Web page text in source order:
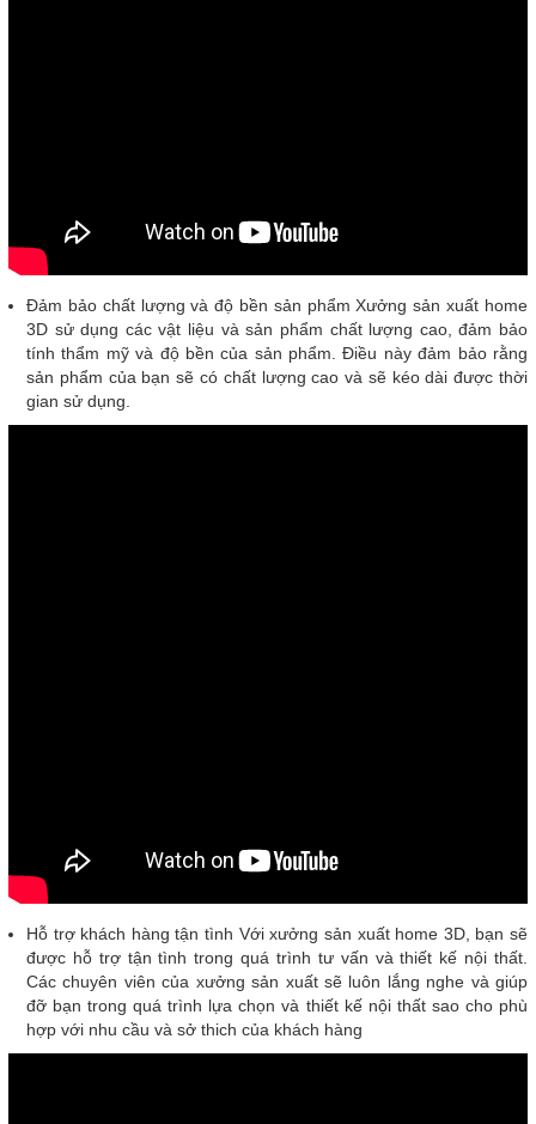
Đảm bảo chất lượng và độ bền sản phẩm Xưởng sản xuất home
3D sử dụng các vật liệu và sản phẩm chất lượng cao, đảm bảo
tính thẩm mỹ và độ bền của sản phẩm. Điều này đảm bảo rằng
sản phẩm của bạn sẽ có chất lượng cao và sẽ kéo dài được thời
gian sử dụng.
Hỗ trợ khách hàng tận tình Với xưởng sản xuất home 3D, bạn sẽ
được hỗ trợ tận tình trong quá trình tư vấn và thiết kế nội thất.
Các chuyên viên của xưởng sản xuất sẽ luôn lắng nghe và giúp
đỡ bạn trong quá trình lựa chọn và thiết kế nội thất sao cho phù
hợp với nhu cầu và sở thich của khách hàng